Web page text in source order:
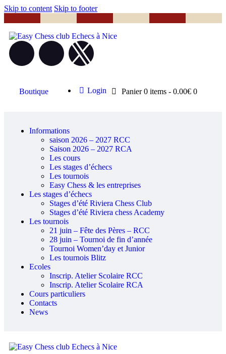
Skip to content Skip to footer
Boutique Login Panier 0 items- 0.00€ 0
Informations
saison 2026 – 2027 RCC
Saison 2026 – 2027 RCA
Les cours
Les stages d’échecs
Les tournois
Easy Chess & les entreprises
Les stages d’échecs
Stages d’été Riviera Chess Club
Stages d’été Riviera chess Academy
Les tournois
21 juin – Fête des Pères – RCC
28 juin – Tournoi de fin d’année
Tournoi Women’day et Junior
Les tournois Blitz
Ecoles
Inscrip. Atelier Scolaire RCC
Inscrip. Atelier Scolaire RCA
Cours particuliers
Contacts
News